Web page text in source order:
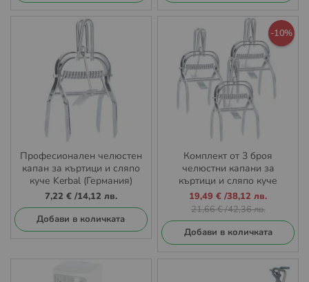
Професионален челюстен
капан за къртици и сляпо
куче Kerbal (Германия)
7,22 €/14,12 лв.
Добави в количката
-10%
Комплект от 3 броя
челюстни капани за
къртици и сляпо куче
Kerbal
Промо
цена
19,49 € /38,12 лв.
21,66 €/42,36 лв.
Добави в количката